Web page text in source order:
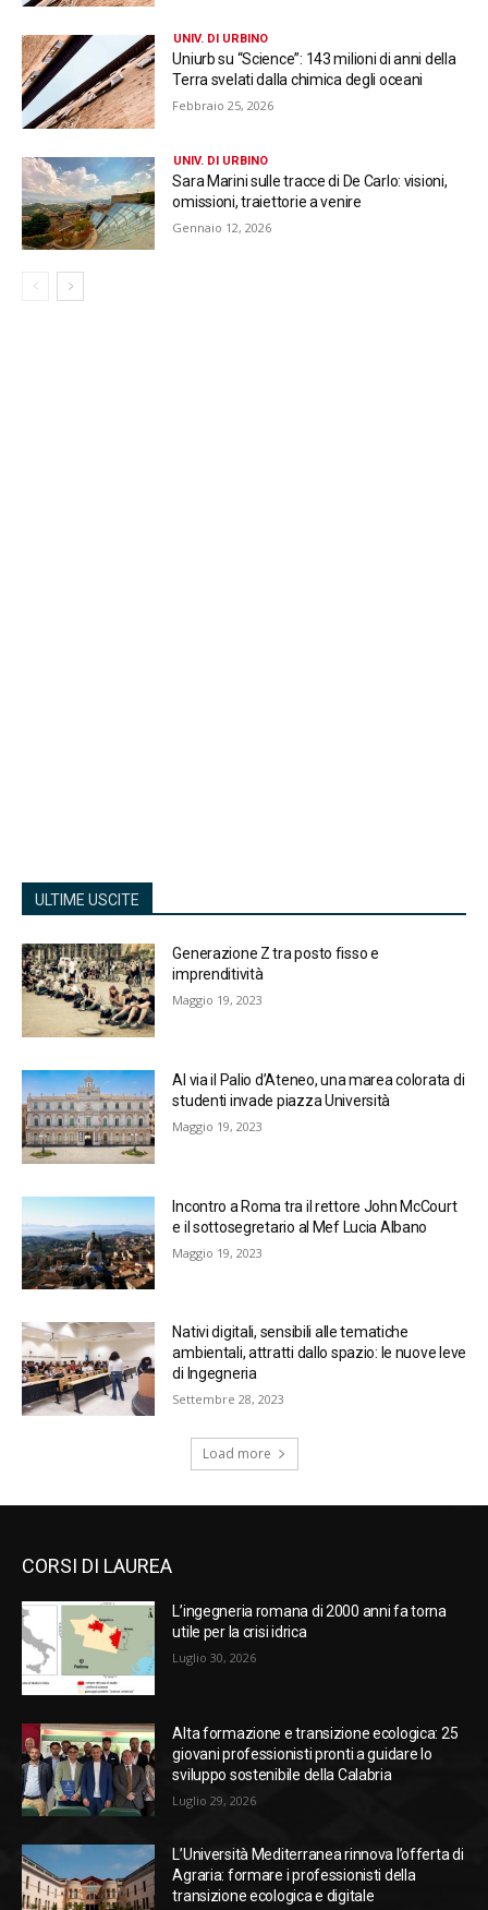
UNIV. DI URBINO
Uniurb su “Science”: 143 milioni di anni della
Terra svelati dalla chimica degli oceani
Febbraio 25, 2026
UNIV. DI URBINO
Sara Marini sulle tracce di De Carlo: visioni,
omissioni, traiettorie a venire
Gennaio 12, 2026
ULTIME USCITE
Generazione Z tra posto fisso e
imprenditività
Maggio 19, 2023
Al via il Palio d’Ateneo, una marea colorata di
studenti invade piazza Università
Maggio 19, 2023
Incontro a Roma tra il rettore John McCourt
e il sottosegretario al Mef Lucia Albano
Maggio 19, 2023
Nativi digitali, sensibili alle tematiche
ambientali, attratti dallo spazio: le nuove leve
di Ingegneria
Settembre 28, 2023
Load more
CORSI DI LAUREA
L’ingegneria romana di 2000 anni fa torna
utile per la crisi idrica
Luglio 30, 2026
Alta formazione e transizione ecologica: 25
giovani professionisti pronti a guidare lo
sviluppo sostenibile della Calabria
Luglio 29, 2026
L’Università Mediterranea rinnova l’offerta di
Agraria: formare i professionisti della
transizione ecologica e digitale